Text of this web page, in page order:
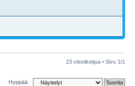
23 viestiketjua • Sivu 1/1
Hyppää: